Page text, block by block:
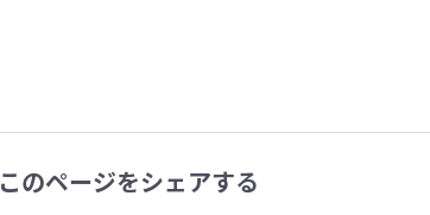
このページをシェアする